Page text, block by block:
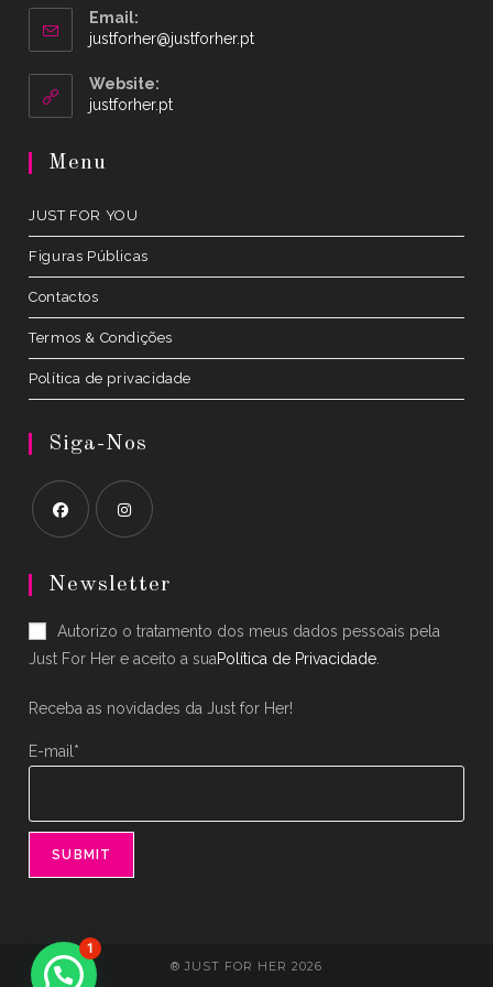
Email:
justforher@justforher.ptOpens
Website:
justforher.ptOpens
Menu
JUST FOR YOU
Figuras Públicas
Contactos
Termos & Condições
Política de privacidade
Siga-Nos
in
new
tab
in
new
tab
Newsletter
Autorizo o tratamento dos meus dados pessoais pela
Just For Her e aceito a suaPolítica de Privacidade.
Receba as novidades da Just for Her!
E-mail*
® JUST FOR HER 2026
Precisa de ajuda?
1